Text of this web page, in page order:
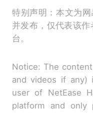
特别声明：本文为
并发布，仅代表该
台。
Notice: The
and videos if any)
user of NetEase
platform and only